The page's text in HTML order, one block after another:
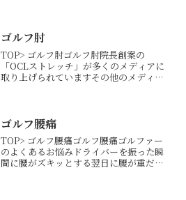
れとは？自律神経は「交...
ゴルフ肘
TOP> ゴルフ肘ゴルフ肘院長創案の
「OCLストレッチ」が多くのメディアに
取り上げられていますその他のメディア
による肘の内側への負担...
ゴルフ腰痛
TOP> ゴルフ腰痛ゴルフ腰痛ゴルファー
のよくあるお悩みドライバーを振った瞬
間に腰がズキッとする翌日に腰が重だる